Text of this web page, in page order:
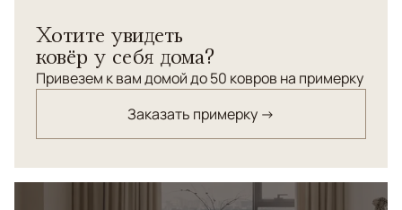
Хотите увидеть
ковёр у себя дома?
Привезем к вам домой до 50 ковров на примерку
Заказать примерку →